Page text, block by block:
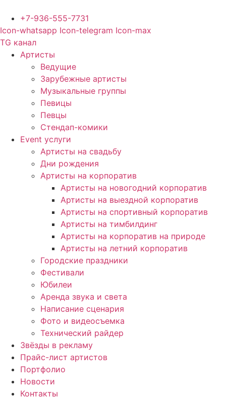
содержимому
+7-936-555-7731
Icon-whatsapp Icon-telegram Icon-max
TG канал
Артисты
Ведущие
Зарубежные артисты
Музыкальные группы
Певицы
Певцы
Стендап-комики
Event услуги
Артисты на свадьбу
Дни рождения
Артисты на корпоратив
Артисты на новогодний корпоратив
Артисты на выездной корпоратив
Артисты на спортивный корпоратив
Артисты на тимбилдинг
Артисты на корпоратив на природе
Артисты на летний корпоратив
Городские праздники
Фестивали
Юбилеи
Аренда звука и света
Написание сценария
Фото и видеосъемка
Технический райдер
Звёзды в рекламу
Прайс-лист артистов
Портфолио
Новости
Контакты